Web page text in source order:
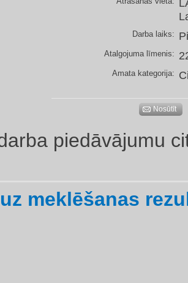
Darba laiks:
Atalgojuma līmenis:
Amata kategorija:
Nosūtīt
piedāvājumu
meklēšanas